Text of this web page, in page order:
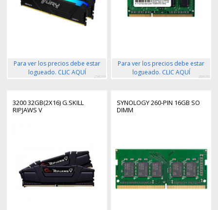
Para ver los precios debe estar
logueado. CLIC AQUÍ
258019
Para ver los precios debe estar
logueado. CLIC AQUÍ
288030
3200 32GB(2X16) G.SKILL
RIPJAWS V
SYNOLOGY 260-PIN 16GB SO
DIMM